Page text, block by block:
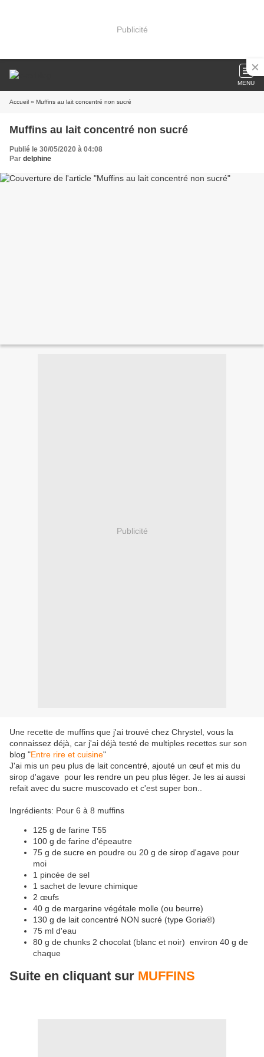
Publicité
MENU
Accueil » Muffins au lait concentré non sucré
Muffins au lait concentré non sucré
Publié le 30/05/2020 à 04:08
Par delphine
Publicité
Une recette de muffins que j'ai trouvé chez Chrystel, vous la
connaissez déjà, car j'ai déjà testé de multiples recettes sur son
blog "Entre rire et cuisine"
J'ai mis un peu plus de lait concentré, ajouté un œuf et mis du
sirop d'agave pour les rendre un peu plus léger. Je les ai aussi
refait avec du sucre muscovado et c'est super bon..
Ingrédients: Pour 6 à 8 muffins
125 g de farine T55
100 g de farine d'épeautre
75 g de sucre en poudre ou 20 g de sirop d'agave pour
moi
1 pincée de sel
1 sachet de levure chimique
2 œufs
40 g de margarine végétale molle (ou beurre)
130 g de lait concentré NON sucré (type Goria®)
75 ml d'eau
80 g de chunks 2 chocolat (blanc et noir) environ 40 g de
chaque
Suite en cliquant sur MUFFINS